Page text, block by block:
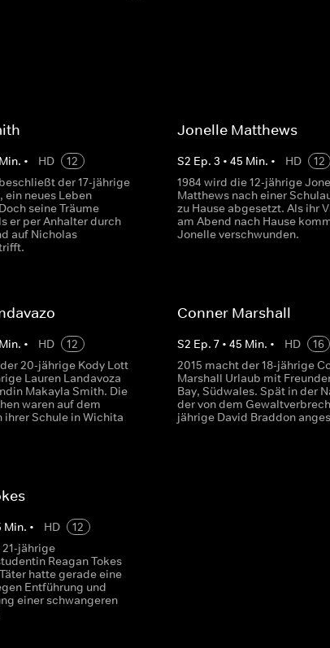
Min. • HD
12
der 17-jährige
ein neues Leben
seine Träume
er per Anhalter durch
auf Nicholas
Jonelle Matthews
S2 Ep. 3 • 45 Min. • HD
12
1984 wird die 12-jährige
Matthews nach einer
zu Hause abgesetzt. Als ihr
am Abend nach Hause
Jonelle verschwunden.
Min. • HD
12
20-jährige Kody Lott
Lauren Landavoza
Makayla Smith. Die
waren auf dem
ihrer Schule in Wichita
Conner Marshall
S2 Ep. 7• 45 Min. • HD
16
2015 macht der 18-jährige
Marshall Urlaub mit
Bay, Südwales. Spät in der
der von dem
jährige David Braddon
Min. • HD
12
jährige
Reagan Tokes
hatte gerade eine
Entführung und
einer schwangeren